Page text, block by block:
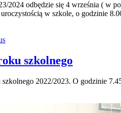
2024 odbędzie się 4 września ( w
w szkole, o godzinie
szkolnego
2022/2023. O godzinie